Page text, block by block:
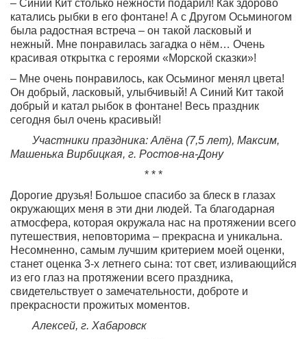
– Синий Кит столько нежности подарил! Как здорово
катались рыбки в его фонтане! А с Другом Осьминогом
была радостная встреча – он такой ласковый и
нежный. Мне понравилась загадка о нём… Очень
красивая открытка с героями «Морской сказки»!
– Мне очень понравилось, как Осьминог менял цвета!
Он добрый, ласковый, улыбчивый! А Синий Кит такой
добрый и катал рыбок в фонтане! Весь праздник
сегодня был очень красивый!
Участники праздника: Алёна (7,5 лет), Максим,
Машенька Вирбицкая, г. Ростов-на-Дону
* * *
Дорогие друзья! Большое спасибо за блеск в глазах
окружающих меня в эти дни людей. Та благодарная
атмосфера, которая окружала нас на протяжении всего
путешествия, неповторима – прекрасна и уникальна.
Несомненно, самым лучшим критерием моей оценки,
станет оценка 3-х летнего сына: тот свет, изливающийся
из его глаз на протяжении всего праздника,
свидетельствует о замечательности, доброте и
прекрасности прожитых моментов.
Алексей, г. Хабаровск